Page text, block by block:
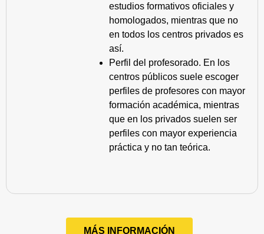
estudios formativos oficiales y
homologados, mientras que no
en todos los centros privados es
así.
Perfil del profesorado. En los
centros públicos suele escoger
perfiles de profesores con mayor
formación académica, mientras
que en los privados suelen ser
perfiles con mayor experiencia
práctica y no tan teórica.
MÁS INFORMACIÓN